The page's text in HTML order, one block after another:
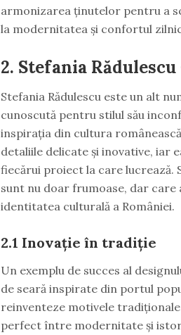
armonizarea ținutelor pentru a
la modernitatea și confortul
2. Stefania
Stefania Rădulescu este un alt
cunoscută pentru stilul său
inspirația din cultura
detaliile delicate și inovative, iar
fiecărui proiect la care lucrează.
sunt nu doar frumoase, dar
identitatea culturală a României.
2.1 Inovație în tradiție
Un exemplu de succes al
de seară inspirate din portul
reinventeze motivele
perfect între modernitate și